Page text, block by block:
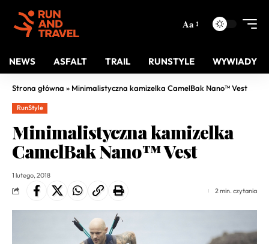
Aa
NEWS ASFALT TRAIL RUNSTYLE WYWIADY
Strona główna » Minimalistyczna kamizelka CamelBak Nano™ Vest
RunStyle
Minimalistyczna kamizelka
CamelBak Nano™ Vest
1 lutego, 2018
2 min. czytania